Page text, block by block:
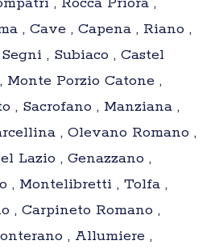
, Cave , Capena , Riano ,
, Subiaco , Castel
Monte Porzio Catone ,
, Sacrofano , Manziana ,
, Olevano Romano ,
Lazio , Genazzano ,
, Montelibretti , Tolfa ,
, Carpineto Romano ,
, Allumiere ,